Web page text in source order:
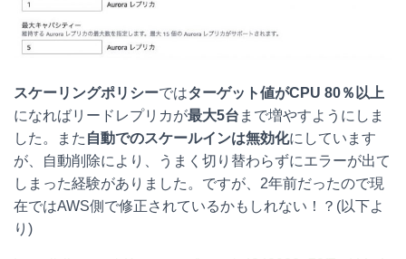
スケーリングポリシーではターゲット値がCPU 80％以上
になればリードレプリカが最大5台 まで増やすようにしま
した。また 自動でのスケールインは無効化にしています
が、自動削除により、うまく切り替わらずにエラーが出て
しまった経験がありました。ですが、2年前だったので現
在ではAWS側で修正されているかもしれない！？(以下よ
り)